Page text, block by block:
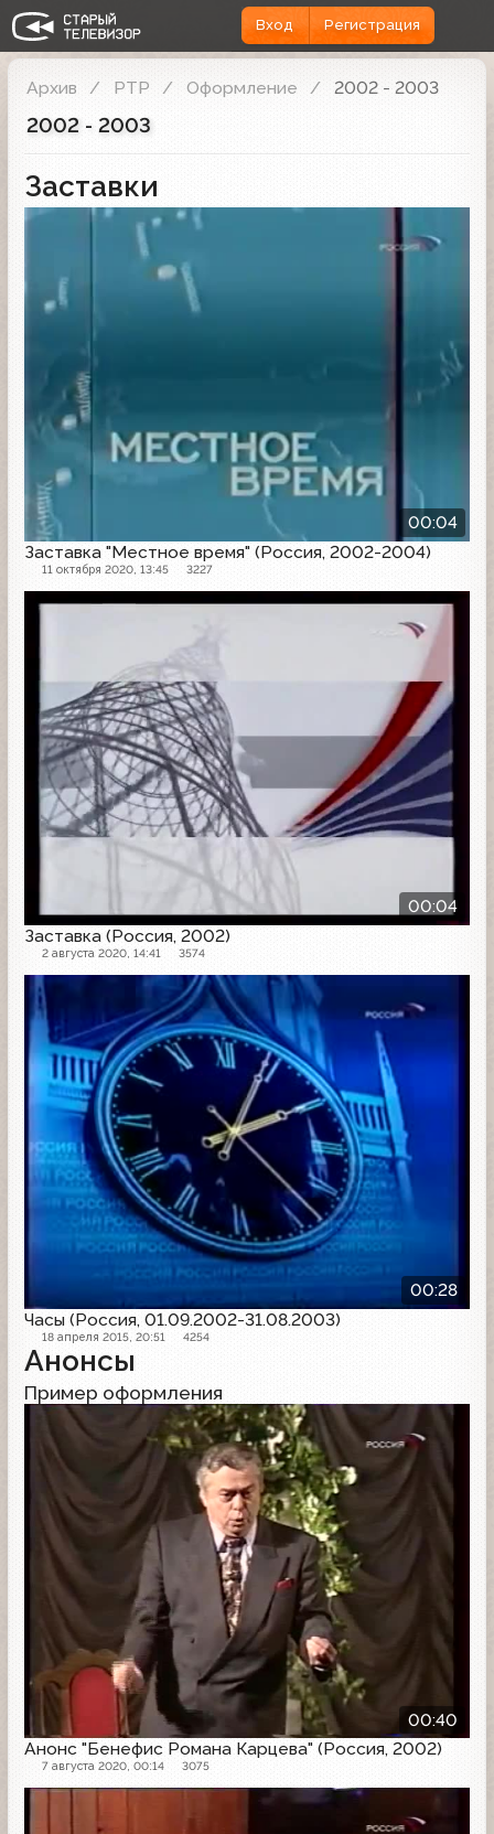
Вход Регистрация
Архив РТР Оформление 2002 - 2003
2002 - 2003
Заставки
00:04
Заставка "Местное время" (Россия, 2002-2004)
11 октября 2020, 13:45 3227
Заставка
00:04
Заставка (Россия, 2002)
2 августа 2020, 14:41 3574
Заставка
00:28
Часы (Россия, 01.09.2002-31.08.2003)
18 апреля 2015, 20:51 4254
Часы
Анонсы
Пример оформления
00:40
Анонс "Бенефис Романа Карцева" (Россия, 2002)
7 августа 2020, 00:14 3075